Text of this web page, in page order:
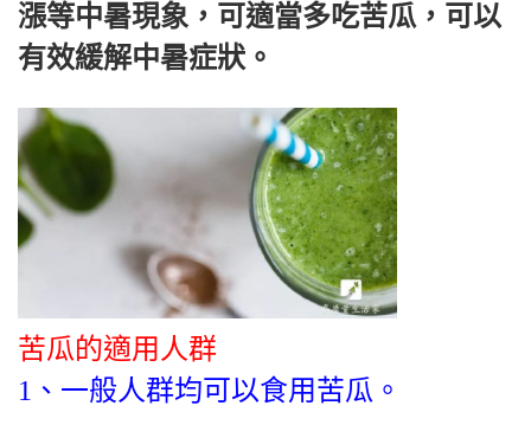
漲等中暑現象，可適當多吃苦瓜，可以
有效緩解中暑症狀。
苦瓜的適用人群
1、一般人群均可以食用苦瓜。